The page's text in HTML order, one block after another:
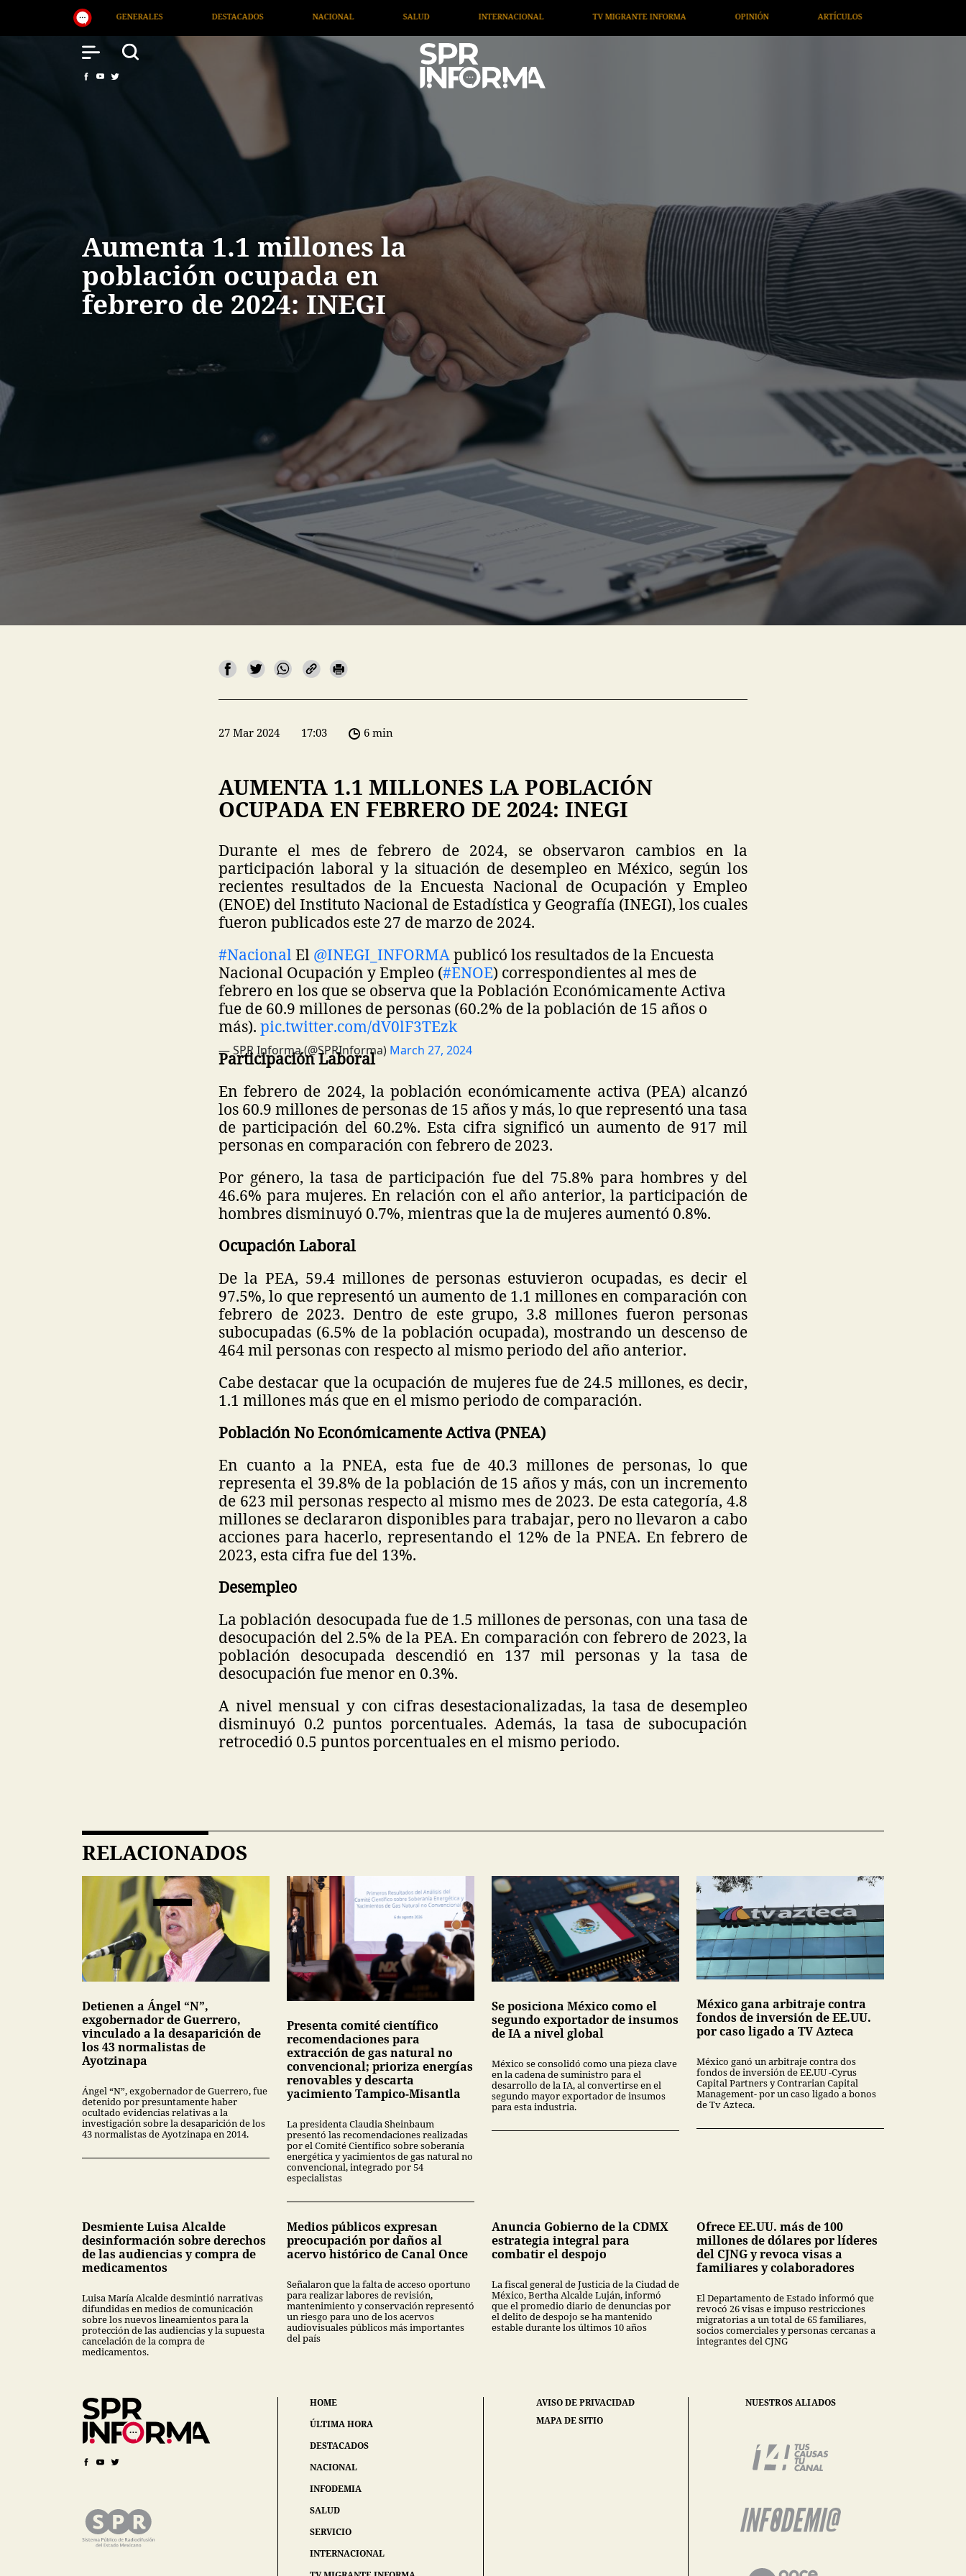
DESTACADOS NACIONAL SALUD INTERNACIONAL TV MIGRANTE INFORMA OPINIÓN ARTÍCULOS ARTE / ENTRETENIMIENTO
Aumenta 1.1 millones la
población ocupada en
febrero de 2024: INEGI
27 Mar 2024 17:03 6 min
AUMENTA 1.1 MILLONES LA POBLACIÓN
OCUPADA EN FEBRERO DE 2024: INEGI
Durante el mes de febrero de 2024, se observaron cambios en la
participación laboral y la situación de desempleo en México, según los
recientes resultados de la Encuesta Nacional de Ocupación y Empleo
(ENOE) del Instituto Nacional de Estadística y Geografía (INEGI), los cuales
fueron publicados este 27 de marzo de 2024.
#NacionalEl @INEGI_INFORMApublicó los resultados de la Encuesta
Nacional Ocupación y Empleo (#ENOE) correspondientes al mes de
febrero en los que se observa que la Población Económicamente Activa
fue de 60.9 millones de personas (60.2% de la población de 15 años o
más). pic.twitter.com/dV0lF3TEzk
— SPR Informa (@SPRInforma) March 27, 2024
Participación Laboral
En febrero de 2024, la población económicamente activa (PEA) alcanzó
los 60.9 millones de personas de 15 años y más, lo que representó una tasa
de participación del 60.2%. Esta cifra significó un aumento de 917 mil
personas en comparación con febrero de 2023.
Por género, la tasa de participación fue del 75.8% para hombres y del
46.6% para mujeres. En relación con el año anterior, la participación de
hombres disminuyó 0.7%, mientras que la de mujeres aumentó 0.8%.
Ocupación Laboral
De la PEA, 59.4 millones de personas estuvieron ocupadas, es decir el
97.5%, lo que representó un aumento de 1.1 millones en comparación con
febrero de 2023. Dentro de este grupo, 3.8 millones fueron personas
subocupadas (6.5% de la población ocupada), mostrando un descenso de
464 mil personas con respecto al mismo periodo del año anterior.
Cabe destacar que la ocupación de mujeres fue de 24.5 millones, es decir,
1.1 millones más que en el mismo periodo de comparación.
Población No Económicamente Activa (PNEA)
En cuanto a la PNEA, esta fue de 40.3 millones de personas, lo que
representa el 39.8% de la población de 15 años y más, con un incremento
de 623 mil personas respecto al mismo mes de 2023. De esta categoría, 4.8
millones se declararon disponibles para trabajar, pero no llevaron a cabo
acciones para hacerlo, representando el 12% de la PNEA. En febrero de
2023, esta cifra fue del 13%.
Desempleo
La población desocupada fue de 1.5 millones de personas, con una tasa de
desocupación del 2.5% de la PEA. En comparación con febrero de 2023, la
población desocupada descendió en 137 mil personas y la tasa de
desocupación fue menor en 0.3%.
A nivel mensual y con cifras desestacionalizadas, la tasa de desempleo
disminuyó 0.2 puntos porcentuales. Además, la tasa de subocupación
retrocedió 0.5 puntos porcentuales en el mismo periodo.
RELACIONADOS
Detienen a Ángel “N”,
exgobernador de Guerrero,
vinculado a la desaparición de
los 43 normalistas de
Ayotzinapa
Ángel “N”, exgobernador de Guerrero, fue
detenido por presuntamente haber
ocultado evidencias relativas a la
investigación sobre la desaparición de los
43 normalistas de Ayotzinapa en 2014.
Presenta comité científico
recomendaciones para
extracción de gas natural no
convencional; prioriza energías
renovables y descarta
yacimiento Tampico-Misantla
La presidenta Claudia Sheinbaum
presentó las recomendaciones realizadas
por el Comité Científico sobre soberanía
energética y yacimientos de gas natural no
convencional, integrado por 54
especialistas
Se posiciona México como el
segundo exportador de insumos
de IA a nivel global
México se consolidó como una pieza clave
en la cadena de suministro para el
desarrollo de la IA, al convertirse en el
segundo mayor exportador de insumos
para esta industria.
México gana arbitraje contra
fondos de inversión de EE.UU.
por caso ligado a TV Azteca
México ganó un arbitraje contra dos
fondos de inversión de EE.UU -Cyrus
Capital Partners y Contrarian Capital
Management- por un caso ligado a bonos
de Tv Azteca.
Desmiente Luisa Alcalde
desinformación sobre derechos
de las audiencias y compra de
medicamentos
Luisa María Alcalde desmintió narrativas
difundidas en medios de comunicación
sobre los nuevos lineamientos para la
protección de las audiencias y la supuesta
cancelación de la compra de
medicamentos.
Medios públicos expresan
preocupación por daños al
acervo histórico de Canal Once
Señalaron que la falta de acceso oportuno
para realizar labores de revisión,
mantenimiento y conservación representó
un riesgo para uno de los acervos
audiovisuales públicos más importantes
del país
Anuncia Gobierno de la CDMX
estrategia integral para
combatir el despojo
La fiscal general de Justicia de la Ciudad de
México, Bertha Alcalde Luján, informó
que el promedio diario de denuncias por
el delito de despojo se ha mantenido
estable durante los últimos 10 años
Ofrece EE.UU. más de 100
millones de dólares por líderes
del CJNG y revoca visas a
familiares y colaboradores
El Departamento de Estado informó que
revocó 26 visas e impuso restricciones
migratorias a un total de 65 familiares,
socios comerciales y personas cercanas a
integrantes del CJNG
HOME
ÚLTIMA HORA
DESTACADOS
NACIONAL
INFODEMIA
SALUD
SERVICIO
INTERNACIONAL
AVISO DE PRIVACIDAD
MAPA DE SITIO
NUESTROS ALIADOS